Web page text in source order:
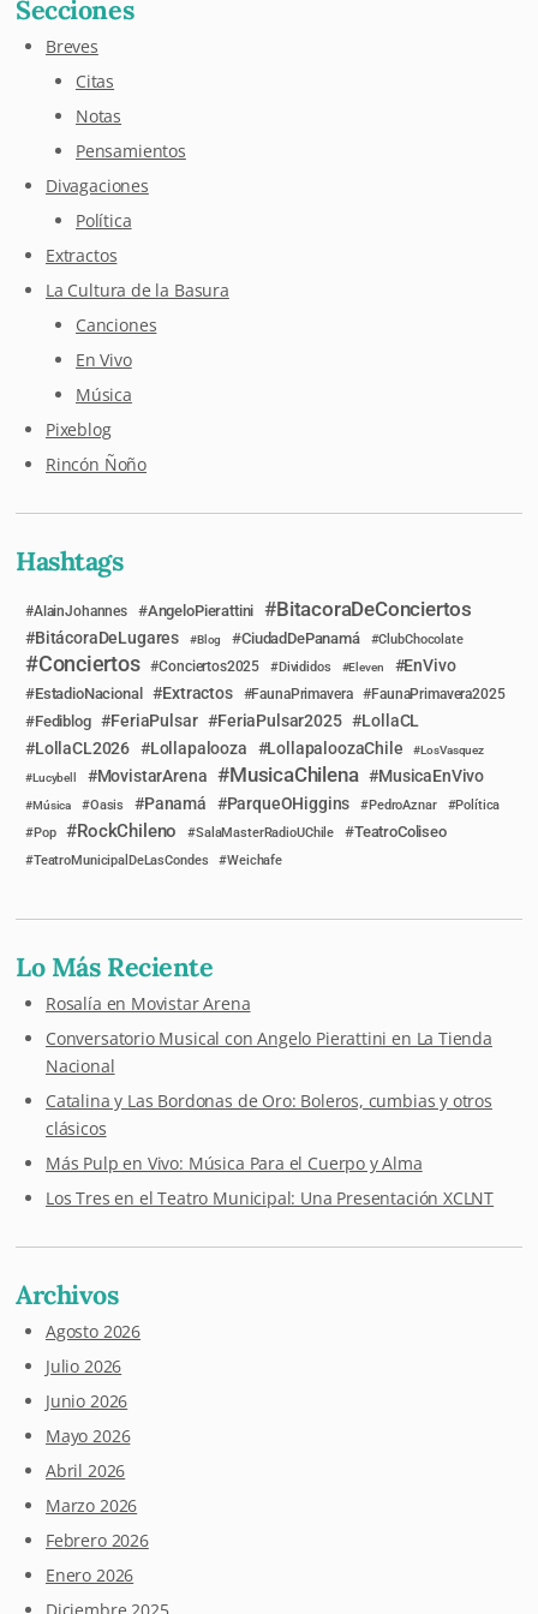
Secciones
Breves
Citas
Notas
Pensamientos
Divagaciones
Política
Extractos
La Cultura de la Basura
Canciones
En Vivo
Música
Pixeblog
Rincón Ñoño
Hashtags
AlainJohannes AngeloPierattini BitacoraDeConciertos
BitácoraDeLugares Blog CiudadDePanamá ClubChocolate
Conciertos Conciertos2025 Divididos Eleven EnVivo
EstadioNacional Extractos FaunaPrimavera FaunaPrimavera2025
Fediblog FeriaPulsar FeriaPulsar2025
LollaCL
LollaCL2026
Lollapalooza LollapaloozaChile
LosVasquez
Lucybell
MovistarArena MusicaChilena MusicaEnVivo
Música Oasis Panamá ParqueOHiggins PedroAznar
Política
Pop
RockChileno SalaMasterRadioUChile TeatroColiseo
TeatroMunicipalDeLasCondes Weichafe
Lo Más Reciente
Rosalía en Movistar Arena
Conversatorio Musical con Angelo Pierattini en La Tienda
Nacional
Catalina y Las Bordonas de Oro: Boleros, cumbias y otros
clásicos
Más Pulp en Vivo: Música Para el Cuerpo y Alma
Los Tres en el Teatro Municipal: Una Presentación XCLNT
Archivos
Agosto 2026
Julio 2026
Junio 2026
Mayo 2026
Abril 2026
Marzo 2026
Febrero 2026
Enero 2026